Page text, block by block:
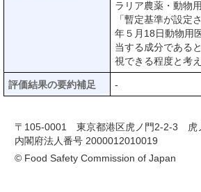
ラリア農薬・動物
「暫定基準が設定
年５月18日動物用
当する成分である
視できる程度と考
評価結果の要約補足 -
〒105-0001 東京都港区虎ノ門2-2-3 虎
内閣府法人番号 2000012010019
© Food Safety Commission of Japan